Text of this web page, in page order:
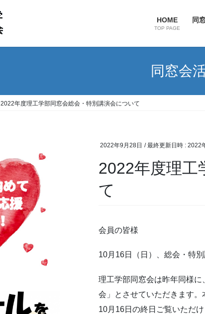
HOME
TOP PAGE
同
同窓会
2022年度理工学部同窓会総会・特別講演会について
2022年9月28日 / 最終更新日時 : 2022
2022年度理工
て
会員の皆様
10月16日（日）、総会・特
理工学部同窓会は昨年同様
会」とさせていただきます。
10月16日の終日ご覧いただけ